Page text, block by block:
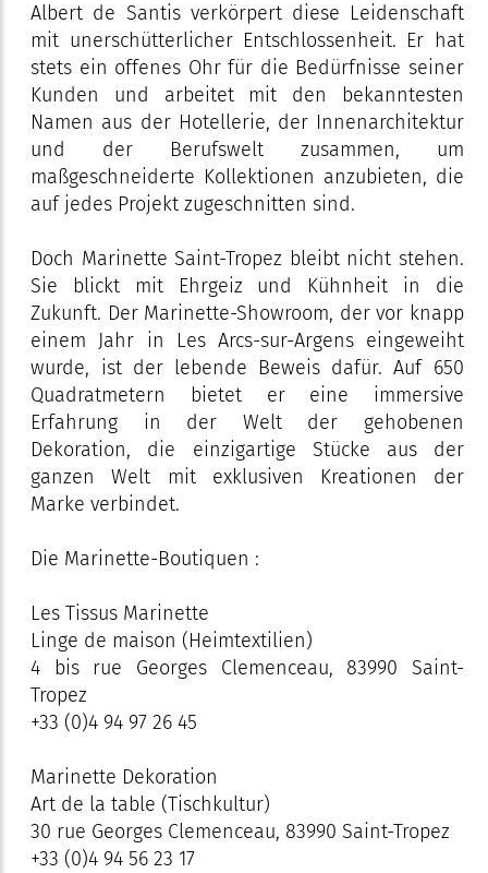
Albert de Santis verkörpert diese Leidenschaft
mit unerschütterlicher Entschlossenheit. Er hat
stets ein offenes Ohr für die Bedürfnisse seiner
Kunden und arbeitet mit den bekanntesten
Namen aus der Hotellerie, der Innenarchitektur
und der Berufswelt zusammen, um
maßgeschneiderte Kollektionen anzubieten, die
auf jedes Projekt zugeschnitten sind.
Doch Marinette Saint-Tropez bleibt nicht stehen.
Sie blickt mit Ehrgeiz und Kühnheit in die
Zukunft. Der Marinette-Showroom, der vor knapp
einem Jahr in Les Arcs-sur-Argens eingeweiht
wurde, ist der lebende Beweis dafür. Auf 650
Quadratmetern bietet er eine immersive
Erfahrung in der Welt der gehobenen
Dekoration, die einzigartige Stücke aus der
ganzen Welt mit exklusiven Kreationen der
Marke verbindet.
Die Marinette-Boutiquen :
Les Tissus Marinette
Linge de maison (Heimtextilien)
4 bis rue Georges Clemenceau, 83990 Saint-
Tropez
+33 (0)4 94 97 26 45
Marinette Dekoration
Art de la table (Tischkultur)
30 rue Georges Clemenceau, 83990 Saint-Tropez
+33 (0)4 94 56 23 17